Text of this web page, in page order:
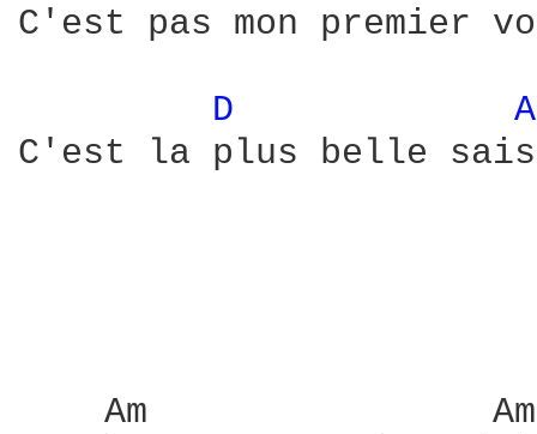
C'est pas mon premier
D
C'est la plus belle
Am